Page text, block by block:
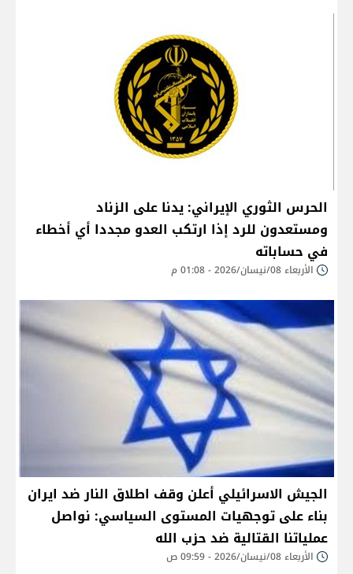
الحرس الثوري الإيراني: يدنا على الزناد
ومستعدون للرد إذا ارتكب العدو مجددا أي أخطاء
في حساباته
الأربعاء 08/نيسان/2026 - 01:08 م
الجيش الاسرائيلي أعلن وقف اطلاق النار ضد ايران
بناء على توجهيات المستوى السياسي: نواصل
عملياتنا القتالية ضد حزب الله
الأربعاء 08/نيسان/2026 - 09:59 ص